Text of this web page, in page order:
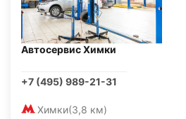
Автосервис Химки
+7 (495) 989-21-31
Химки(3,8 км)